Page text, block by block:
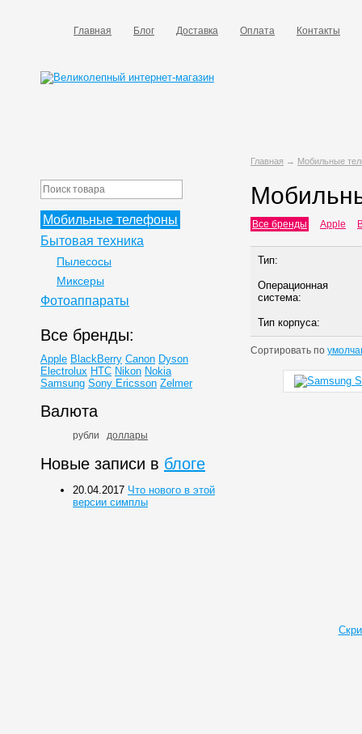
Главная Блог Доставка Оплата Контакты
Главная → Мобильные
Все бренды Apple
Тип:
Операционная
система:
Тип корпуса:
Сортировать по
Мобильные телефоны
Бытовая техника
Пылесосы
Миксеры
Фотоаппараты
Все бренды:
Apple BlackBerry Canon Dyson
Electrolux HTC Nikon Nokia
Samsung Sony Ericsson Zelmer
Валюта
рубли доллары
Новые записи в блоге
20.04.2017 Что нового в этой
версии симплы